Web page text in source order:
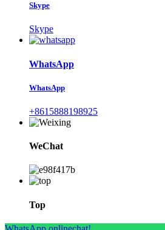
Skype
Skype
WhatsApp
WhatsApp
+8615888198925
WeChat
Top